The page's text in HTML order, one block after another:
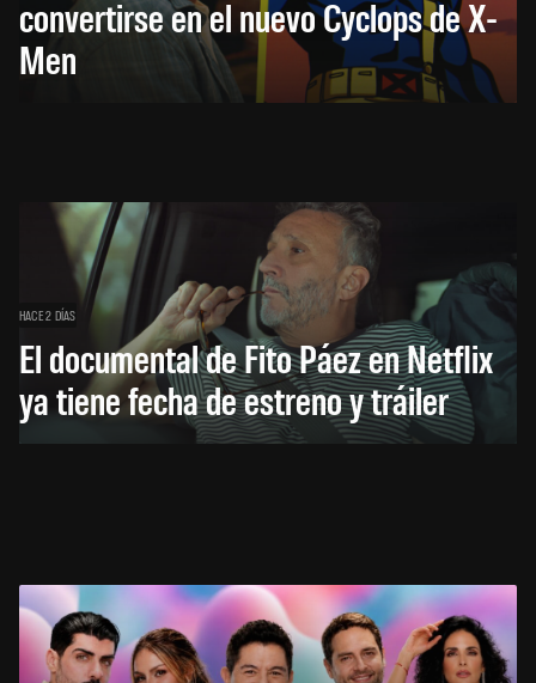
convertirse en el nuevo Cyclops de X-
Men
HACE 2 DÍAS
El documental de Fito Páez en Netflix
ya tiene fecha de estreno y tráiler